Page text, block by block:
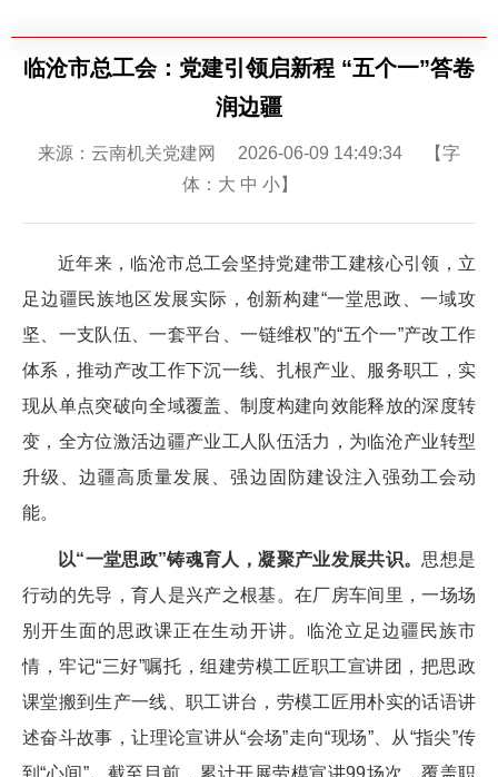
临沧市总工会：党建引领启新程 “五个一”答卷
润边疆
来源：云南机关党建网 2026-06-09 14:49:34 【字
体： 大 中 小】
近年来，临沧市总工会坚持党建带工建核心引领，立
足边疆民族地区发展实际，创新构建“一堂思政、一域攻
坚、一支队伍、一套平台、一链维权”的“五个一”产改工作
体系，推动产改工作下沉一线、扎根产业、服务职工，实
现从单点突破向全域覆盖、制度构建向效能释放的深度转
变，全方位激活边疆产业工人队伍活力，为临沧产业转型
升级、边疆高质量发展、强边固防建设注入强劲工会动
能。
以“一堂思政”铸魂育人，凝聚产业发展共识。 思想是
行动的先导，育人是兴产之根基。在厂房车间里，一场场
别开生面的思政课正在生动开讲。临沧立足边疆民族市
情，牢记“三好”嘱托，组建劳模工匠职工宣讲团，把思政
课堂搬到生产一线、职工讲台，劳模工匠用朴实的话语讲
述奋斗故事，让理论宣讲从“会场”走向“现场”、从“指尖”传
到“心间”。截至目前，累计开展劳模宣讲99场次，覆盖职